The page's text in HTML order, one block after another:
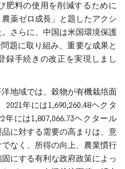
肥料の使用を削減するために
農薬ゼロ成長」と題したアクシ
さらに、中国は米国環境保護
題に取り組み、重要な成果と
録手続きの改正を実現しまし
地域では、穀物が有機栽培面
年には1,690,260.48ヘクタ
には1,807,066.73ヘクタール
に対する需要の高まりは、意
なく、所得の向上、農業慣行
にする有利な政府政策によっ